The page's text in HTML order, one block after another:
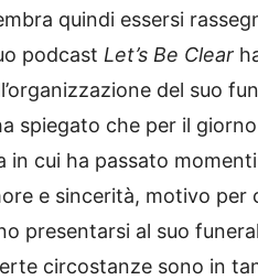
quindi essersi
podcast Let’s Be Clear
del suo
spiegato che per il
in cui ha passato
e sincerità, motivo
presentarsi al suo
circostanze sono in